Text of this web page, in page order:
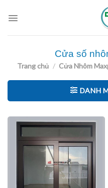
Cửa số
Trang chủ / Cửa Nhôm
DANH